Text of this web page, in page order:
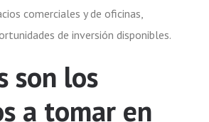
comerciales y de oficinas,
de inversión disponibles.
son los
a tomar en